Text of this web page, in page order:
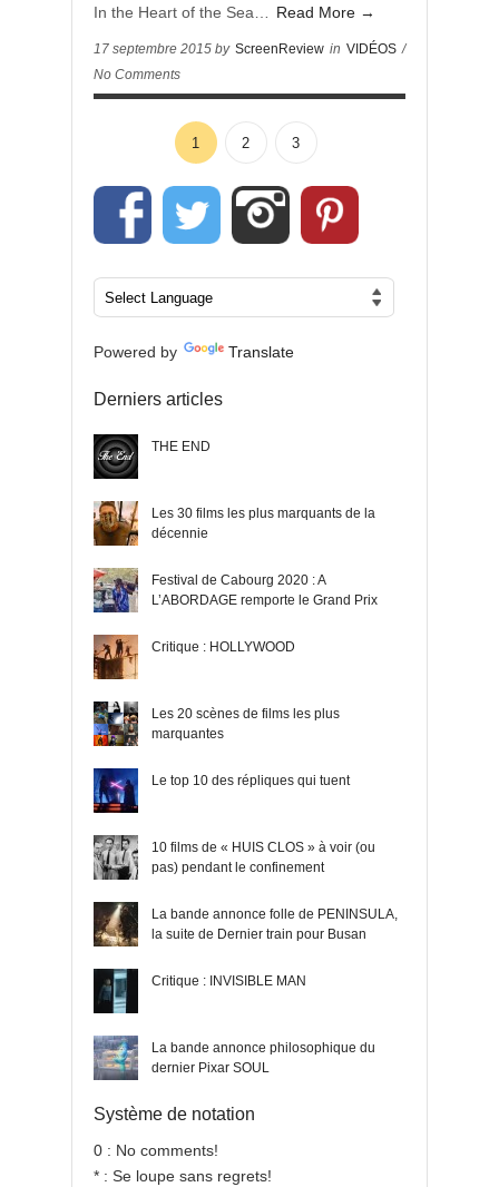
In the Heart of the Sea… Read More →
17 septembre 2015 by ScreenReview in VIDÉOS /
No Comments
1 2 3
Powered by Translate
Derniers articles
THE END
Les 30 films les plus marquants de la
décennie
Festival de Cabourg 2020 : A
L’ABORDAGE remporte le Grand Prix
Critique : HOLLYWOOD
Les 20 scènes de films les plus
marquantes
Le top 10 des répliques qui tuent
10 films de « HUIS CLOS » à voir (ou
pas) pendant le confinement
La bande annonce folle de PENINSULA,
la suite de Dernier train pour Busan
Critique : INVISIBLE MAN
La bande annonce philosophique du
dernier Pixar SOUL
Système de notation
0 : No comments!
* : Se loupe sans regrets!